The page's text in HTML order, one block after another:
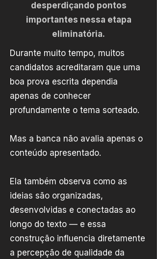
desperdiçando pontos
importantes nessa etapa
eliminatória.
Durante muito tempo, muitos
candidatos acreditaram que uma
boa prova escrita dependia
apenas de conhecer
profundamente o tema sorteado.
Mas a banca não avalia apenas o
conteúdo apresentado.
Ela também observa como as
ideias são organizadas,
desenvolvidas e conectadas ao
longo do texto — e essa
construção influencia diretamente
a percepção de qualidade da